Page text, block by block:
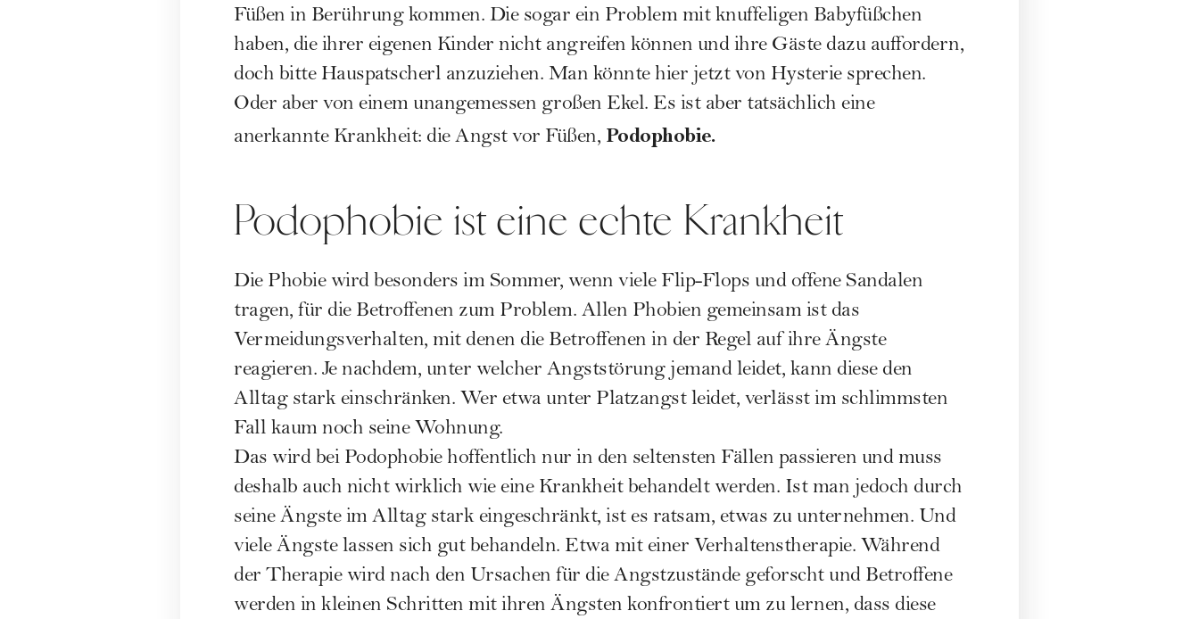
Füßen in Berührung kommen. Die sogar ein Problem mit knuffeligen Babyfüßchen
haben, die ihrer eigenen Kinder nicht angreifen können und ihre Gäste dazu auffordern,
doch bitte Hauspatscherl anzuziehen. Man könnte hier jetzt von Hysterie sprechen.
Oder aber von einem unangemessen großen Ekel. Es ist aber tatsächlich eine
anerkannte Krankheit: die Angst vor Füßen, Podophobie.
Podophobie ist eine echte Krankheit
Die Phobie wird besonders im Sommer, wenn viele Flip-Flops und offene Sandalen
tragen, für die Betroffenen zum Problem. Allen Phobien gemeinsam ist das
Vermeidungsverhalten, mit denen die Betroffenen in der Regel auf ihre Ängste
reagieren. Je nachdem, unter welcher Angststörung jemand leidet, kann diese den
Alltag stark einschränken. Wer etwa unter Platzangst leidet, verlässt im schlimmsten
Fall kaum noch seine Wohnung.
Das wird bei Podophobie hoffentlich nur in den seltensten Fällen passieren und muss
deshalb auch nicht wirklich wie eine Krankheit behandelt werden. Ist man jedoch durch
seine Ängste im Alltag stark eingeschränkt, ist es ratsam, etwas zu unternehmen. Und
viele Ängste lassen sich gut behandeln. Etwa mit einer Verhaltenstherapie. Während
der Therapie wird nach den Ursachen für die Angstzustände geforscht und Betroffene
werden in kleinen Schritten mit ihren Ängsten konfrontiert um zu lernen, dass diese